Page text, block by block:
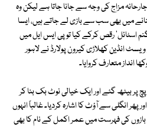
مزاج کی وجہ سے جانا جاتا ہے لیکن وہ
میں بھی سب سے بازی لے جاتے ہیں، ایسا
اسٹائل' رقص کرکے کیا تو پی ایس ایل میں
انڈین کھلاڑی کیرون پولارڈ نے لاہور
انداز متعارف کروایا۔
پر بیٹھ گئے اور ایک خیالی نوٹ بک بنا کر
انگلی سے آؤٹ کا اشارہ کردیا۔ غالباً انہوں
بازوں کی فہرست میں عمر اکمل کے نام کا بھی